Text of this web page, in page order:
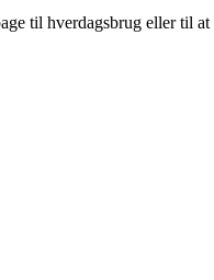
til hverdagsbrug eller til at